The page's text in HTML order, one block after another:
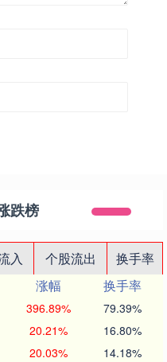
跌榜
入 个股流出
换手率
涨幅
换手率
396.89% 79.39%
20.21% 16.80%
20.03% 14.18%